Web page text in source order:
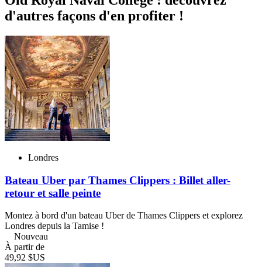
d'autres façons d'en profiter !
Londres
Bateau Uber par Thames Clippers : Billet aller-
retour et salle peinte
Montez à bord d'un bateau Uber de Thames Clippers et explorez
Londres depuis la Tamise !
Nouveau
À partir de
49,92 $US